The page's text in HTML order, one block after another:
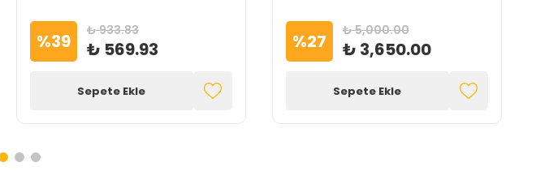
%39 ₺ 933.83
₺ 569.93
Sepete Ekle
%27 ₺ 5,000.00
₺ 3,650.00
Sepete Ekle